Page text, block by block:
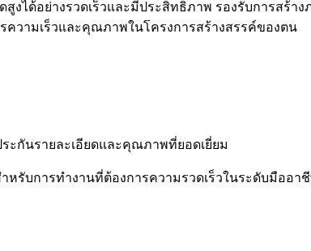
งได้อย่างรวดเร็วและมีประสิทธิภาพ รองรับการสร้
ความเร็วและคุณภาพในโครงการสร้างสรรค์ของตน
ะกันรายละเอียดและคุณภาพที่ยอดเยี่ยม
หรับการทำงานที่ต้องการความรวดเร็วในระดับมืออา